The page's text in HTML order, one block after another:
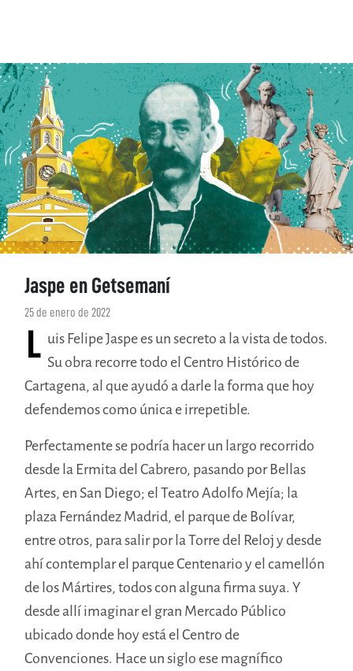
Jaspe en Getsemaní
25 de enero de 2022
L uis Felipe Jaspe es un secreto a la vista de todos.
Su obra recorre todo el Centro Histórico de
Cartagena, al que ayudó a darle la forma que hoy
defendemos como única e irrepetible.
Perfectamente se podría hacer un largo recorrido
desde la Ermita del Cabrero, pasando por Bellas
Artes, en San Diego; el Teatro Adolfo Mejía; la
plaza Fernández Madrid, el parque de Bolívar,
entre otros, para salir por la Torre del Reloj y desde
ahí contemplar el parque Centenario y el camellón
de los Mártires, todos con alguna firma suya. Y
desde allí imaginar el gran Mercado Público
ubicado donde hoy está el Centro de
Convenciones. Hace un siglo ese magnífico